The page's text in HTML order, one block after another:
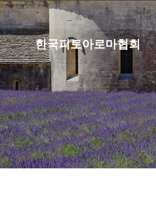
한국피토아로마협회